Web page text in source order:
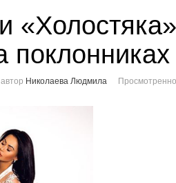
поклонниках
автор Николаева Людмила